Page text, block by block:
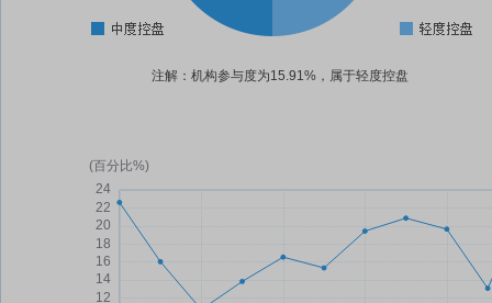
注解：机构参与度为15.91%，属于轻度控盘